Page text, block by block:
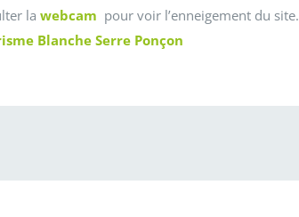
la webcam pour voir l’enneigement du site.
Blanche Serre Ponçon